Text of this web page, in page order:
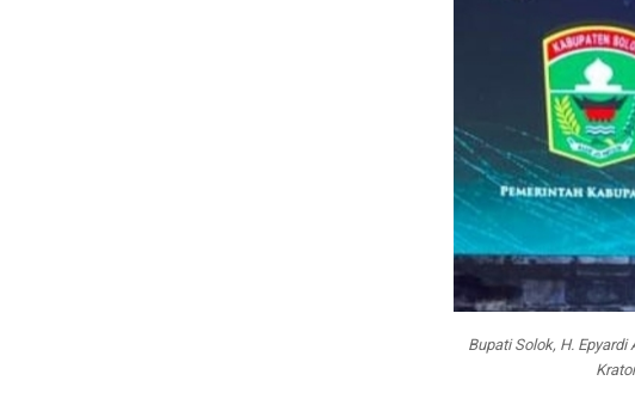
Bupati Solok, H.